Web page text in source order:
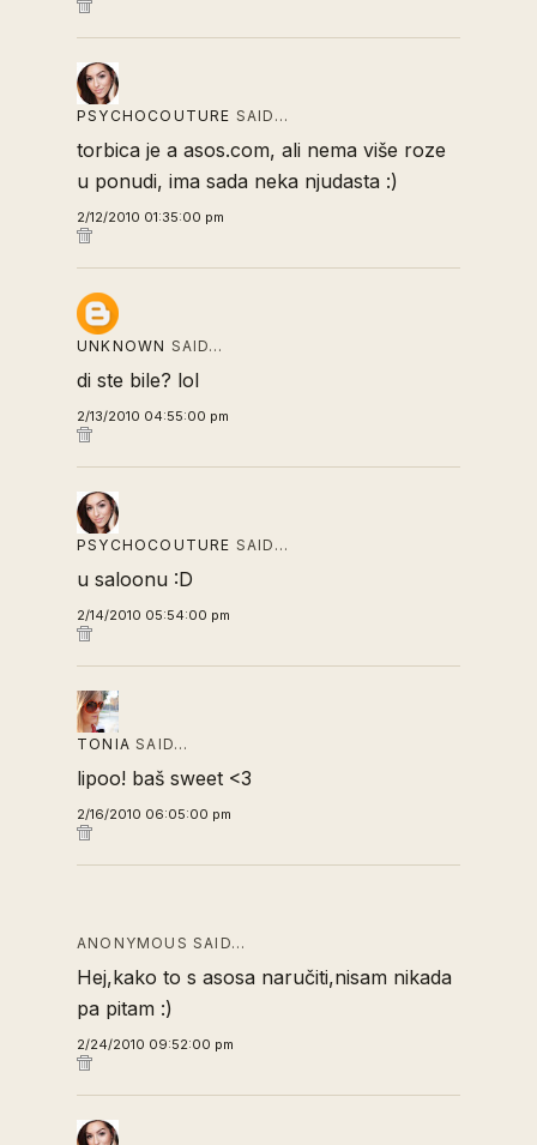
PSYCHOCOUTURE SAID…
torbica je a asos.com, ali nema više roze
u ponudi, ima sada neka njudasta :)
2/12/2010 01:35:00 pm
UNKNOWN SAID…
di ste bile? lol
2/13/2010 04:55:00 pm
PSYCHOCOUTURE SAID…
u saloonu :D
2/14/2010 05:54:00 pm
TONIA SAID…
lipoo! baš sweet <3
2/16/2010 06:05:00 pm
ANONYMOUS SAID…
Hej,kako to s asosa naručiti,nisam nikada
pa pitam :)
2/24/2010 09:52:00 pm